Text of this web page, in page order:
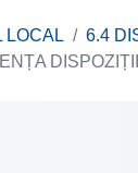
LOCAL
6.4